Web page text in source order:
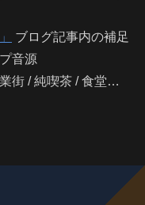
ブログ記事内の補足
音源
街 / 純喫茶 / 食堂…